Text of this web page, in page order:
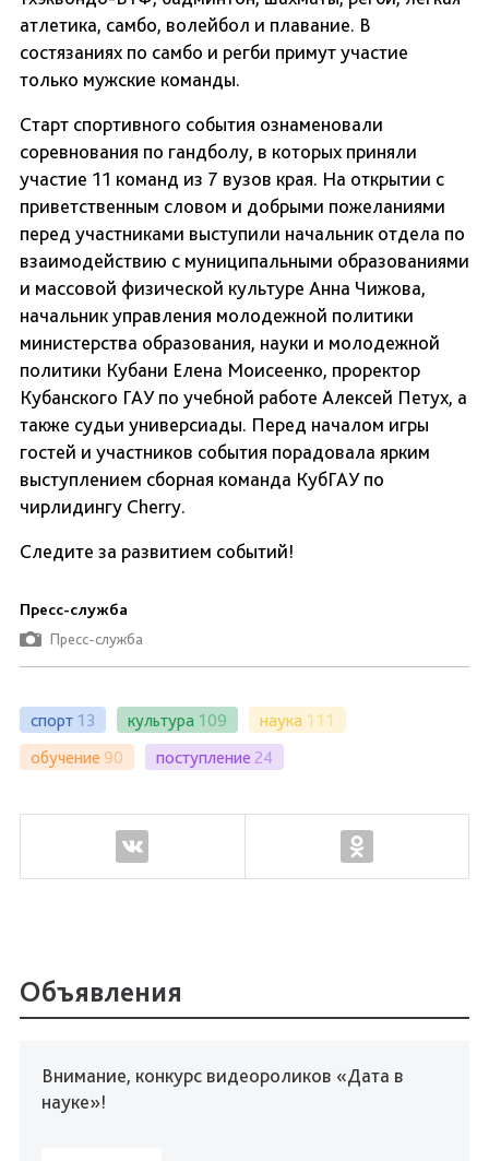
атлетика, самбо, волейбол и плавание. В
состязаниях по самбо и регби примут участие
только мужские команды.
Старт спортивного события ознаменовали
соревнования по гандболу, в которых приняли
участие 11 команд из 7 вузов края. На открытии с
приветственным словом и добрыми пожеланиями
перед участниками выступили начальник отдела по
взаимодействию с муниципальными образованиями
и массовой физической культуре Анна Чижова,
начальник управления молодежной политики
министерства образования, науки и молодежной
политики Кубани Елена Моисеенко, проректор
Кубанского ГАУ по учебной работе Алексей Петух, а
также судьи универсиады. Перед началом игры
гостей и участников события порадовала ярким
выступлением сборная команда КубГАУ по
чирлидингу Cherry.
Следите за развитием событий!
Пресс-служба
Пресс-служба
спорт 13 культура 109 наука 111
обучение 90 поступление 24
Объявления
Внимание, конкурс видеороликов «Дата в
науке»!